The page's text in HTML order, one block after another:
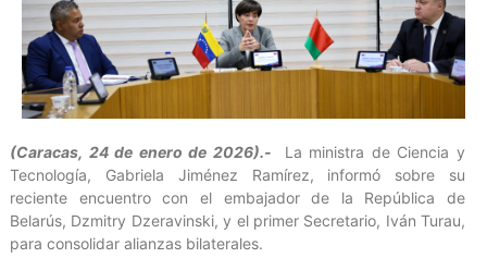
(Caracas, 24 de enero de 2026).-
La ministra de Ciencia y
Tecnología, Gabriela Jiménez Ramírez, informó sobre su
reciente encuentro con el embajador de la República de
Belarús, Dzmitry Dzeravinski, y el primer Secretario, Iván Turau,
para consolidar alianzas bilaterales.